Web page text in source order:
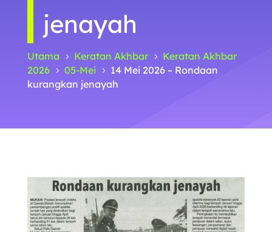
jenayah
Utama 5 Keratan Akhbar 5
Keratan Akhbar
2026
5 05-Mei 5
14 Mei 2026 – Rondaan
kurangkan jenayah